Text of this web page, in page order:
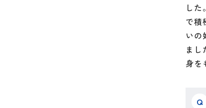
し
で積
いの
まし
身を
Q